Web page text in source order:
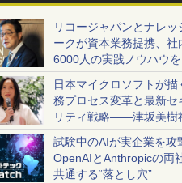
リコージャパンとナレッ
ークが資本業務提携、社
6000人の実践ノウハウを
かした「AI商談記録 for
RICOH」を展開へ
日本マイクロソフトが描
務プロセス変革と最新セ
リティ戦略――津坂美樹
が2027年度戦略を説明
試験中のAIが実企業を
OpenAIとAnthropicの両
共通する“落とし穴”